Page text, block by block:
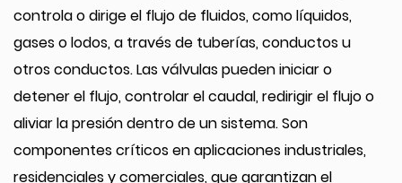
controla o dirige el flujo de fluidos, como líquidos,
gases o lodos, a través de tuberías, conductos u
otros conductos. Las válvulas pueden iniciar o
detener el flujo, controlar el caudal, redirigir el flujo o
aliviar la presión dentro de un sistema. Son
componentes críticos en aplicaciones industriales,
residenciales y comerciales, que garantizan el